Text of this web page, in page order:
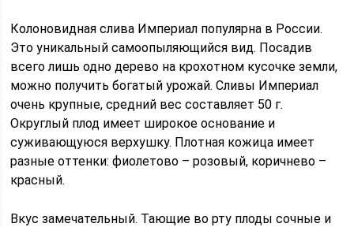
Колоновидная слива Империал популярна в России.
Это уникальный самоопыляющийся вид. Посадив
всего лишь одно дерево на крохотном кусочке земли,
можно получить богатый урожай. Сливы Империал
очень крупные, средний вес составляет 50 г.
Округлый плод имеет широкое основание и
суживающуюся верхушку. Плотная кожица имеет
разные оттенки: фиолетово – розовый, коричнево –
красный.
Вкус замечательный. Тающие во рту плоды сочные и